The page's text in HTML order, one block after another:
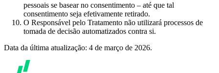
pessoais se basear no consentimento – até que tal
consentimento seja efetivamente retirado.
O Responsável pelo Tratamento não utilizará processos de
tomada de decisão automatizados contra si.
Data da última atualização: 4 de março de 2026.